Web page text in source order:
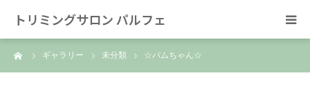
トリミングサロン パルフェ
ギャラリー 未分類 ☆パムちゃん☆
HOME